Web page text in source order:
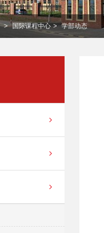
国际课程中心 学部动态